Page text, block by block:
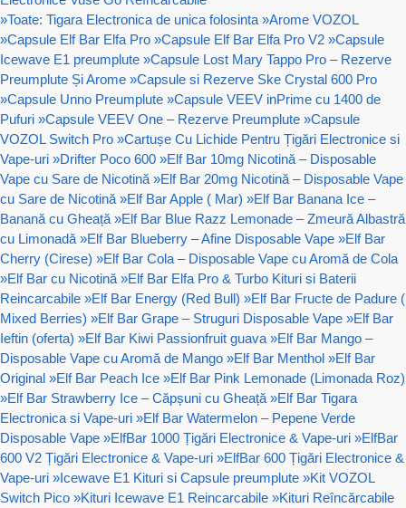
»Toate: Tigara Electronica de unica folosinta »Arome VOZOL
»Capsule Elf Bar Elfa Pro »Capsule Elf Bar Elfa Pro V2 »Capsule
Icewave E1 preumplute »Capsule Lost Mary Tappo Pro – Rezerve
Preumplute Și Arome »Capsule si Rezerve Ske Crystal 600 Pro
»Capsule Unno Preumplute »Capsule VEEV inPrime cu 1400 de
Pufuri »Capsule VEEV One – Rezerve Preumplute »Capsule
VOZOL Switch Pro »Cartușe Cu Lichide Pentru Țigări Electronice si
Vape-uri »Drifter Poco 600 »Elf Bar 10mg Nicotină – Disposable
Vape cu Sare de Nicotină »Elf Bar 20mg Nicotină – Disposable Vape
cu Sare de Nicotină »Elf Bar Apple ( Mar) »Elf Bar Banana Ice –
Banană cu Gheață »Elf Bar Blue Razz Lemonade – Zmeură Albastră
cu Limonadă »Elf Bar Blueberry – Afine Disposable Vape »Elf Bar
Cherry (Cirese) »Elf Bar Cola – Disposable Vape cu Aromă de Cola
»Elf Bar cu Nicotină »Elf Bar Elfa Pro & Turbo Kituri si Baterii
Reincarcabile »Elf Bar Energy (Red Bull) »Elf Bar Fructe de Padure (
Mixed Berries) »Elf Bar Grape – Struguri Disposable Vape »Elf Bar
Ieftin (oferta) »Elf Bar Kiwi Passionfruit guava »Elf Bar Mango –
Disposable Vape cu Aromă de Mango »Elf Bar Menthol »Elf Bar
Original »Elf Bar Peach Ice »Elf Bar Pink Lemonade (Limonada Roz)
»Elf Bar Strawberry Ice – Căpșuni cu Gheață »Elf Bar Tigara
Electronica si Vape-uri »Elf Bar Watermelon – Pepene Verde
Disposable Vape »ElfBar 1000 Țigări Electronice & Vape-uri »ElfBar
600 V2 Țigări Electronice & Vape-uri »ElfBar 600 Țigări Electronice &
Vape-uri »Icewave E1 Kituri si Capsule preumplute »Kit VOZOL
Switch Pico »Kituri Icewave E1 Reincarcabile »Kituri Reîncărcabile